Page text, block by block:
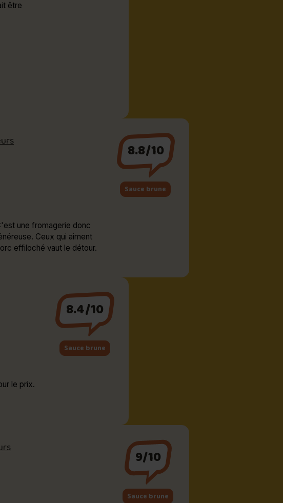
être
8.8/10
Sauce brune
une fromagerie donc
Ceux qui aiment
effiloché vaut le détour.
8.4/10
Sauce brune
9/10
Sauce brune